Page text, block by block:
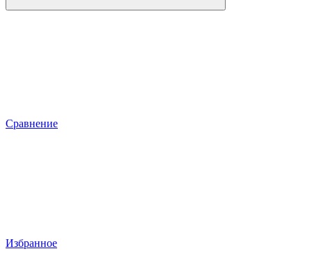
Сравнение
Избранное